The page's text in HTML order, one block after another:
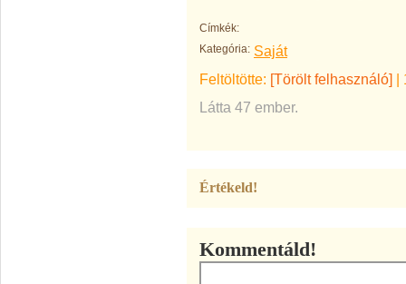
Címkék:
Kategória: Saját
Feltöltötte: [Törölt felhasználó] |
Látta 47 ember.
Értékeld!
Kommentáld!